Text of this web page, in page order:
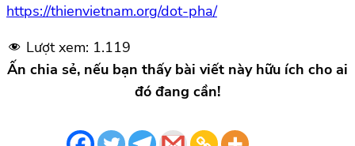
https://thienvietnam.org/dot-pha/
Lượt xem: 1.119
Ấn chia sẻ, nếu bạn thấy bài viết này hữu ích cho ai
đó đang cần!